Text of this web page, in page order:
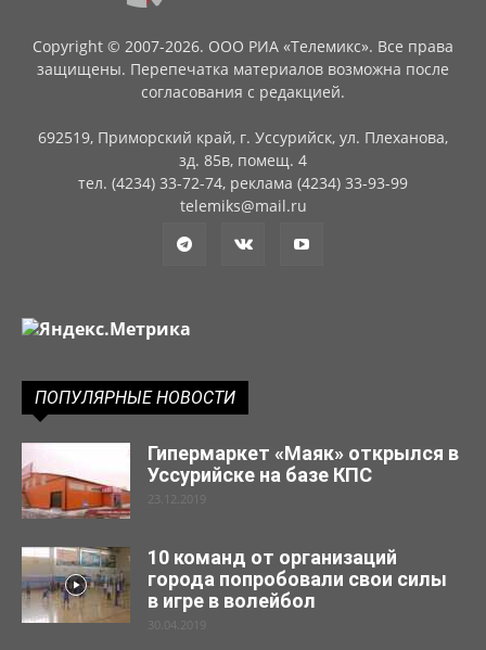
Copyright © 2007-2026. ООО РИА «Телемикс». Все права
защищены. Перепечатка материалов возможна после
согласования с редакцией.
692519, Приморский край, г. Уссурийск, ул. Плеханова,
зд. 85в, помещ. 4
тел. (4234) 33-72-74, реклама (4234) 33-93-99
telemiks@mail.ru
ПОПУЛЯРНЫЕ НОВОСТИ
Гипермаркет «Маяк» открылся в
Уссурийске на базе КПС
23.12.2019
10 команд от организаций
города попробовали свои силы
в игре в волейбол
30.04.2019